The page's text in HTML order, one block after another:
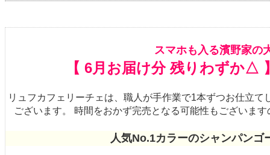
スマホも入る濱野家の
【 6月お届け分 残りわずか△
リュフカフェリーチェは、職人が手作業で1本ずつお仕立
ございます。 時間をおかず完売となる可能性もございま
人気No.1カラーのシャンパンゴ